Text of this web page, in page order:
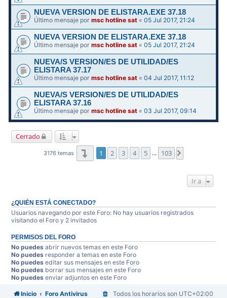
NUEVA VERSION DE ELISTARA.EXE 37.18
Último mensaje pormsc hotline sat «05 Jul 2017, 21:24
NUEVA VERSION DE ELISTARA.EXE 37.18
Último mensaje pormsc hotline sat «05 Jul 2017, 21:24
NUEVA/S VERSION/ES DE UTILIDAD/ES
ELISTARA 37.17
Último mensaje pormsc hotline sat «04 Jul 2017, 11:12
NUEVA/S VERSION/ES DE UTILIDAD/ES
ELISTARA 37.16
Último mensaje pormsc hotline sat «03 Jul 2017, 09:14
Cerrado
3176 temas Página1 de 103
1 2 3 4 5 … 103
Ir a
¿QUIÉN ESTÁ CONECTADO?
Usuarios navegando por este Foro: No hay usuarios registrados
visitando el Foro y 2 invitados
PERMISOS DEL FORO
No puedes abrir nuevos temas en este Foro
No puedes responder a temas en este Foro
No puedes editar sus mensajes en este Foro
No puedes borrar sus mensajes en este Foro
No puedes enviar adjuntos en este Foro
Inicio Foro Antivirus Todos los horarios son UTC+02:00